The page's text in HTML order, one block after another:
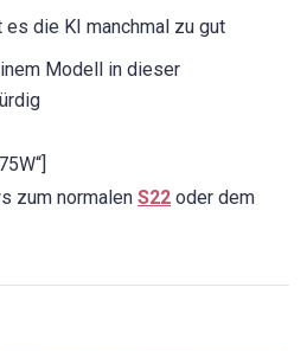
die KI manchmal zu gut
Modell in dieser
zum normalen S22 oder dem